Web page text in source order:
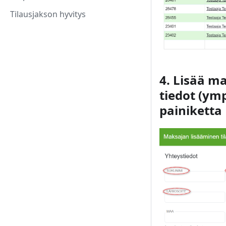
Tilausjakson hyvitys
4. Lisää
tiedot
painiketta